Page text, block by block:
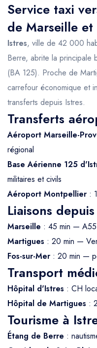
Service taxi
de Marseille et
Istres, ville de 42 000
Berre, abrite la principale
(BA 125). Proche de
carrefour économique et
transferts depuis Istres.
Transferts
Aéroport Marseille-
régional
Base Aérienne 125
militaires et civils
Aéroport Montpellier :
Liaisons
Marseille : 45 min — A55
Martigues : 20 min —
Fos-sur-Mer : 20 min —
Transport
Hôpital d'Istres : CH
Hôpital de Martigues :
Tourisme à
Étang de Berre :